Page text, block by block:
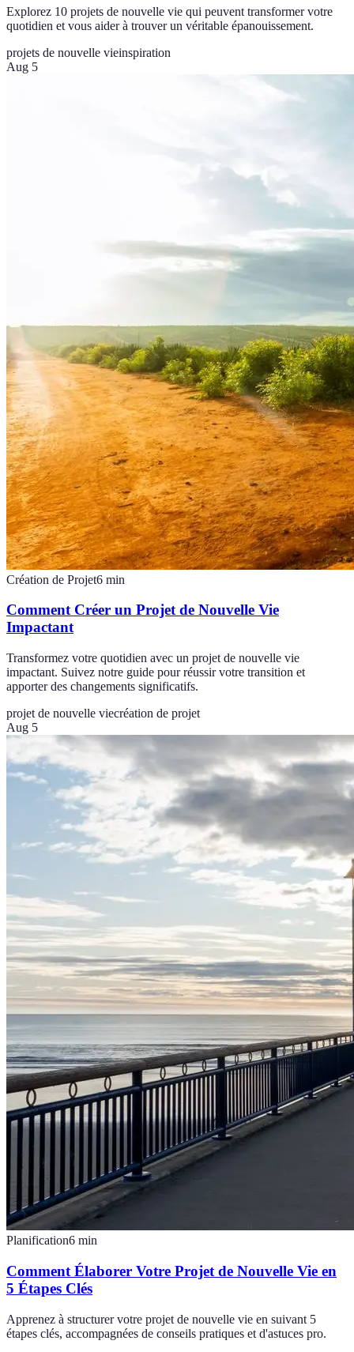
Explorez 10 projets de nouvelle vie qui peuvent transformer votre
quotidien et vous aider à trouver un véritable épanouissement.
projets de nouvelle vieinspiration
Aug 5
Création de Projet6 min
Comment Créer un Projet de Nouvelle Vie
Impactant
Transformez votre quotidien avec un projet de nouvelle vie
impactant. Suivez notre guide pour réussir votre transition et
apporter des changements significatifs.
projet de nouvelle viecréation de projet
Aug 5
Planification6 min
Comment Élaborer Votre Projet de Nouvelle Vie en
5 Étapes Clés
Apprenez à structurer votre projet de nouvelle vie en suivant 5
étapes clés, accompagnées de conseils pratiques et d'astuces pro.